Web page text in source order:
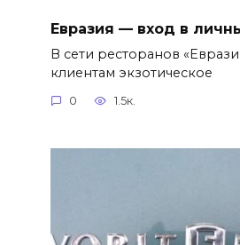
Евразия — вход в
В сети ресторанов
клиентам экзотическое
0 1.5к.